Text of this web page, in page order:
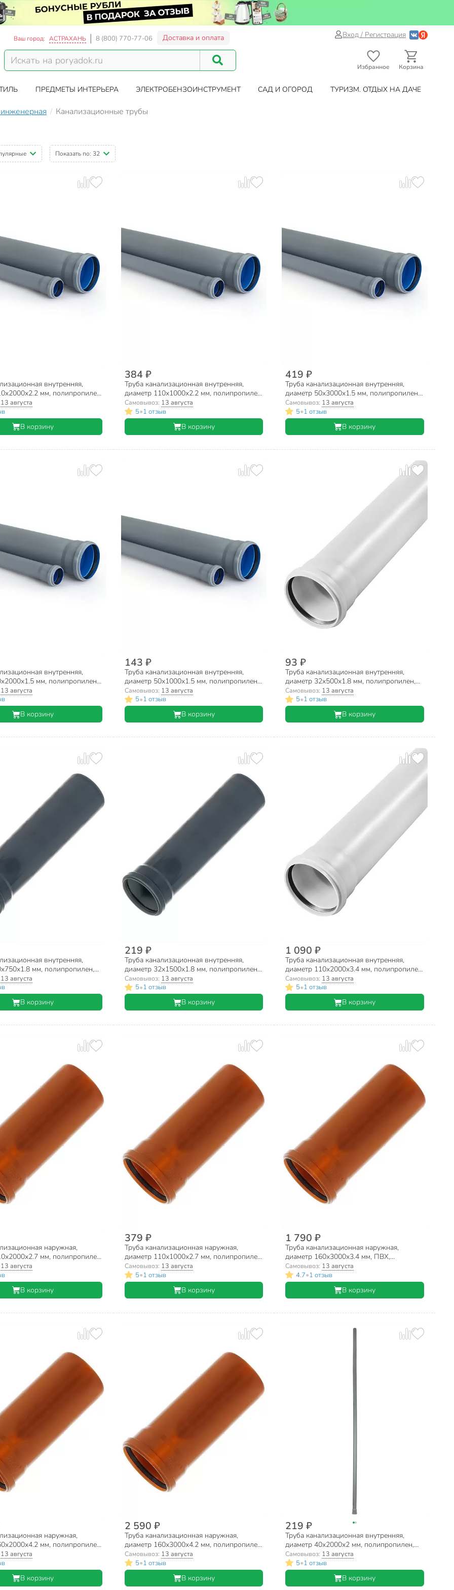
Ваш город: АСТРАХАНЬ 8 (800) 770-77-06 Доставка и оплата Вход / Регистрация
Избранное Корзина
ПРЕДМЕТЫ ИНТЕРЬЕРА ЭЛЕКТРОБЕНЗОИНСТРУМЕНТ САД И ОГОРОД ТУРИЗМ. ОТДЫХ НА ДАЧЕ
Канализационные трубы
Показать по: 32
внутренняя,
мм, полипропилен,
серая
13 августа
В корзину
384 ₽
Труба канализационная внутренняя,
диаметр 110х1000х2.2 мм, полипропилен,
RTP, Baikal Eco, серая
Самовывоз: 13 августа
5•1 отзыв
В корзину
419 ₽
Труба канализационная внутренняя,
диаметр 50х3000х1.5 мм, полипропилен,
RTP, Baikal Eco, серая
Самовывоз: 13 августа
5•1 отзыв
В корзину
внутренняя,
мм, полипропилен,
серая
13 августа
В корзину
143 ₽
Труба канализационная внутренняя,
диаметр 50х1000х1.5 мм, полипропилен,
RTP, Baikal Eco, серая
Самовывоз: 13 августа
5•1 отзыв
В корзину
93 ₽
Труба канализационная внутренняя,
диаметр 32х500х1.8 мм, полипропилен,
RTP, белая
Самовывоз: 13 августа
5•1 отзыв
В корзину
внутренняя,
мм, полипропилен,
13 августа
В корзину
219 ₽
Труба канализационная внутренняя,
диаметр 32х1500х1.8 мм, полипропилен,
RTP, серая
Самовывоз: 13 августа
5•1 отзыв
В корзину
1 090 ₽
Труба канализационная внутренняя,
диаметр 110х2000х3.4 мм, полипропилен,
RTP, белая
Самовывоз: 13 августа
5•1 отзыв
В корзину
наружная,
мм, полипропилен,
рыжая
13 августа
В корзину
379 ₽
Труба канализационная наружная,
диаметр 110х1000х2.7 мм, полипропилен,
Нотапласт, рыжая
Самовывоз: 13 августа
5•1 отзыв
В корзину
1 790 ₽
Труба канализационная наружная,
диаметр 160х3000х3.4 мм, ПВХ,
Нотапласт, рыжая
Самовывоз: 13 августа
4.7•1 отзыв
В корзину
наружная,
мм, полипропилен,
рыжая
13 августа
В корзину
2 590 ₽
Труба канализационная наружная,
диаметр 160х3000х4.2 мм, полипропилен,
Мультимирпласт, рыжая
Самовывоз: 13 августа
5•1 отзыв
В корзину
219 ₽
Труба канализационная внутренняя,
диаметр 40х2000х2 мм, полипропилен,
Мультимирпласт, серая
Самовывоз: 13 августа
5•1 отзыв
В корзину